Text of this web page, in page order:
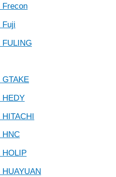
Frecon
Fuji
HEDY
HNC
HOLIP